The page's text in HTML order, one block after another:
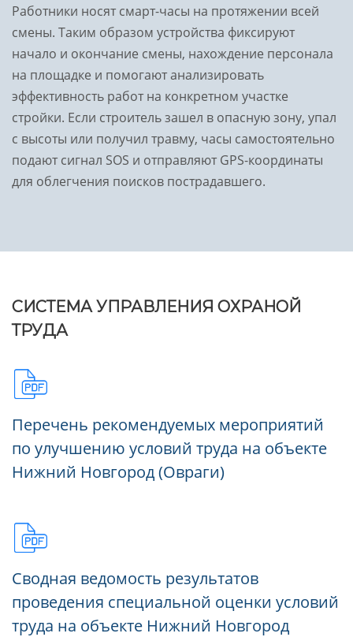
Работники носят смарт-часы на протяжении всей
смены. Таким образом устройства фиксируют
начало и окончание смены, нахождение персонала
на площадке и помогают анализировать
эффективность работ на конкретном участке
стройки. Если строитель зашел в опасную зону, упал
с высоты или получил травму, часы самостоятельно
подают сигнал SOS и отправляют GPS-координаты
для облегчения поисков пострадавшего.
СИСТЕМА УПРАВЛЕНИЯ ОХРАНОЙ
ТРУДА
Перечень рекомендуемых мероприятий
по улучшению условий труда на объекте
Нижний Новгород (Овраги)
Сводная ведомость результатов
проведения специальной оценки условий
труда на объекте Нижний Новгород